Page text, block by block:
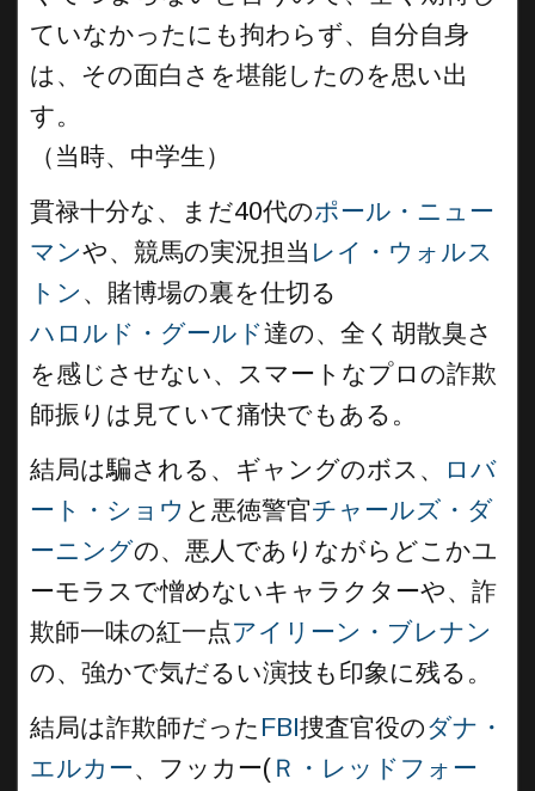
ていなかったにも拘わらず、自分自身
は、その面白さを堪能したのを思い出
す。
（当時、中学生）
貫禄十分な、まだ40代のポール・ニュー
マンや、競馬の実況担当 レイ・ウォルス
トン 、賭博場の裏を仕切る
ハロルド・グールド達の、全く胡散臭さ
を感じさせない、スマートなプロの詐欺
師振りは見ていて痛快でもある。
結局は騙される、ギャングのボス、
ロバ
ート・ショウ と悪徳警官チャールズ・ダ
ーニングの、悪人でありながらどこかユ
ーモラスで憎めないキャラクターや、詐
欺師一味の紅一点アイリーン・ブレナン
の、強かで気だるい演技も印象に残る。
結局は詐欺師だった FBI捜査官役のダナ・
エルカー、フッカー( Ｒ・レッドフォー